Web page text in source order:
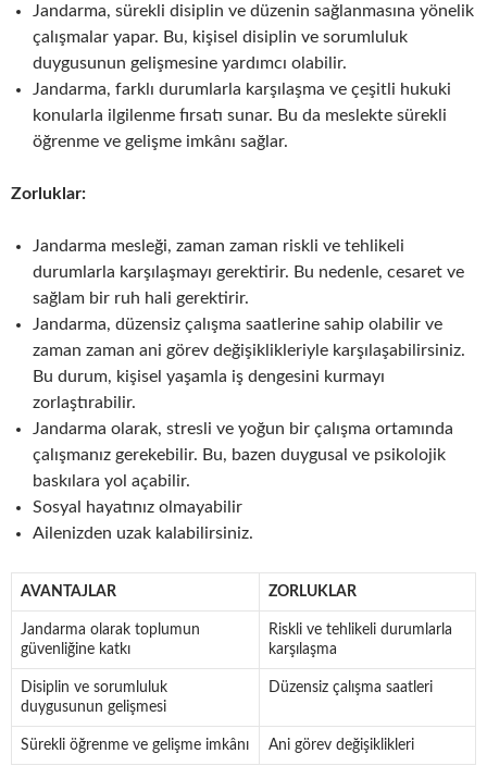
Jandarma, sürekli disiplin ve düzenin sağlanmasına yönelik
çalışmalar yapar. Bu, kişisel disiplin ve sorumluluk
duygusunun gelişmesine yardımcı olabilir.
Jandarma, farklı durumlarla karşılaşma ve çeşitli hukuki
konularla ilgilenme fırsatı sunar. Bu da meslekte sürekli
öğrenme ve gelişme imkânı sağlar.
Zorluklar:
Jandarma mesleği, zaman zaman riskli ve tehlikeli
durumlarla karşılaşmayı gerektirir. Bu nedenle, cesaret ve
sağlam bir ruh hali gerektirir.
Jandarma, düzensiz çalışma saatlerine sahip olabilir ve
zaman zaman ani görev değişiklikleriyle karşılaşabilirsiniz.
Bu durum, kişisel yaşamla iş dengesini kurmayı
zorlaştırabilir.
Jandarma olarak, stresli ve yoğun bir çalışma ortamında
çalışmanız gerekebilir. Bu, bazen duygusal ve psikolojik
baskılara yol açabilir.
Sosyal hayatınız olmayabilir
Ailenizden uzak kalabilirsiniz.
AVANTAJLAR ZORLUKLAR
Jandarma olarak toplumun
güvenliğine katkı
Riskli ve tehlikeli durumlarla
karşılaşma
Disiplin ve sorumluluk
duygusunun gelişmesi
Düzensiz çalışma saatleri
Sürekli öğrenme ve gelişme imkânı Ani görev değişiklikleri